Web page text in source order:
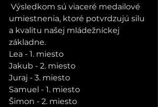
Výsledkom sú viaceré medailové
umiestnenia, ktoré potvrdzujú silu
a kvalitu našej mládežníckej
základne.
Lea - 1. miesto
Jakub - 2. miesto
Juraj - 3. miesto
Samuel - 1. miesto
Šimon - 2. miesto